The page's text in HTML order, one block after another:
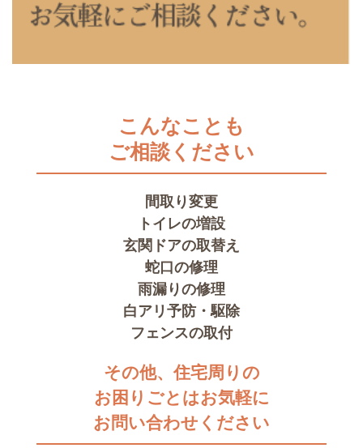
こんなことも
ご相談ください
間取り変更
トイレの増設
玄関ドアの取替え
蛇口の修理
雨漏りの修理
白アリ予防・駆除
フェンスの取付
その他、住宅周りの
お困りごとはお気軽に
お問い合わせください